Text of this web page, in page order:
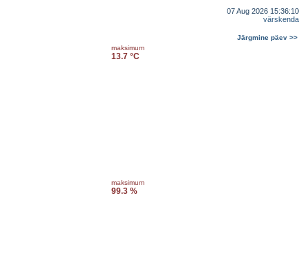
07 Aug 2026 15:36:10
värskenda
Järgmine päev >>
maksimum
13.7 °C
maksimum
99.3 %